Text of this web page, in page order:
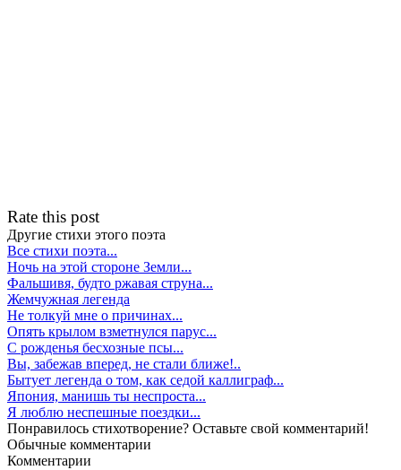
Rate this post
Другие стихи этого поэта
Все стихи поэта...
Ночь на этой стороне Земли...
Фальшивя, будто ржавая струна...
Жемчужная легенда
Не толкуй мне о причинах...
Опять крылом взметнулся парус...
С рожденья бесхозные псы...
Вы, забежав вперед, не стали ближе!..
Бытует легенда о том, как седой каллиграф...
Япония, манишь ты неспроста...
Я люблю неспешные поездки...
Понравилось стихотворение? Оставьте свой комментарий!
Обычные комментарии
Комментарии